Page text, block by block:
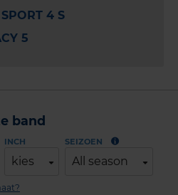
4 S
5
band
INCH
kies
SEIZOEN
All season